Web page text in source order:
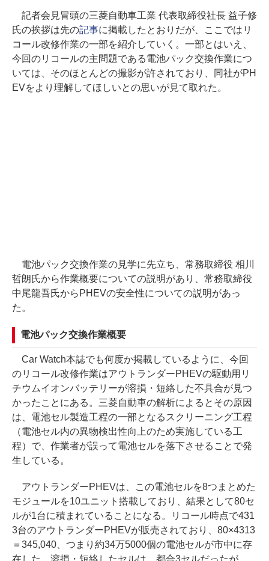
記者会見冒頭の三菱自動車工業 代表取締役社長 益子修
氏の挨拶は先の記事に掲載したとおりだが、ここではリ
コール改修作業の一部を紹介していく。一部とはいえ、
今回のリコールの主問題である電池パック交換作業につ
いては、そのほとんどの撮影が許されており、同社がPH
EVをより理解してほしいとの思いが見て取れた。
電池パック交換作業の見学に先立ち、常務取締役 相川
哲朗氏から作業概要についての説明があり、常務取締役
中尾龍吾氏からPHEVの安全性についての説明があっ
た。
電池パック交換作業概要
Car Watch本誌でも何度か掲載しているように、今回
のリコール改修作業はアウトランダーPHEVの駆動用リ
チウムイオンバッテリーが溶損・短絡した不具合が見つ
かったことにある。三菱自動車の解析によるとその原因
は、電池セル製造工程の一部となるスクリーニング工程
（電池セル内の異物検出性向上のため実施している工
程）で、作業者が誤って電池セルを落下させることで発
生している。
アウトランダーPHEVは、この電池セルを8つまとめた
モジュールを10ユニット搭載しており、結果として80セ
ルが1台に積まれていることになる。リコール時点で431
3台のアウトランダーPHEVが販売されており、80×4313
＝345,040、つまり約34万5000個の電池セルが市中に存
在した。溶損・短絡したセルは、都合3セルだったが、